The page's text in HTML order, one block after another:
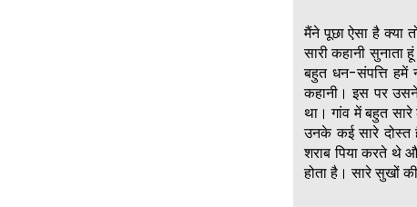
मैंने पूछा ऐसा है क्या
सारी कहानी
बहुत धन-संपत्ति हमें
कहानी। इस पर
था। गांव में बहुत
उनके कई सारे
शराब पिया करते थे
होता है। सारे सुखों